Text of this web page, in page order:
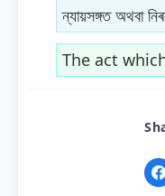
ন্যায়সঙ্গত অথবা
The act